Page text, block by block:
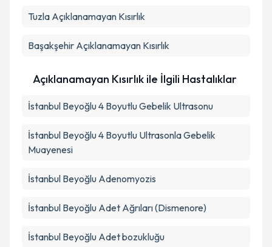
Tuzla Açıklanamayan Kısırlık
Başakşehir Açıklanamayan Kısırlık
Açıklanamayan Kısırlık ile İlgili Hastalıklar
İstanbul Beyoğlu 4 Boyutlu Gebelik Ultrasonu
İstanbul Beyoğlu 4 Boyutlu Ultrasonla Gebelik
Muayenesi
İstanbul Beyoğlu Adenomyozis
İstanbul Beyoğlu Adet Ağrıları (Dismenore)
İstanbul Beyoğlu Adet bozukluğu